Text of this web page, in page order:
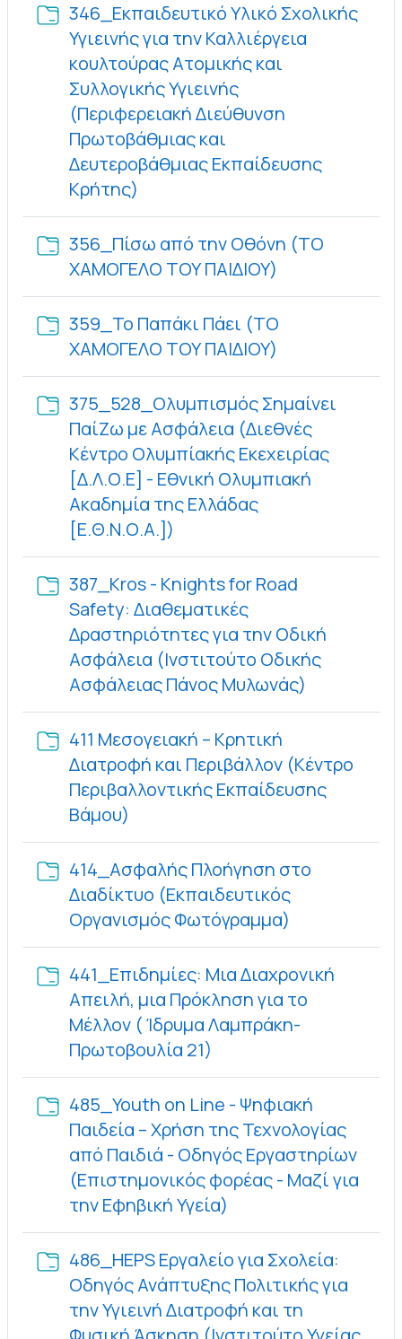
346_Εκπαιδευτικό Υλικό Σχολικής
Υγιεινής για την Καλλιέργεια
κουλτούρας Ατομικής και
Συλλογικής Υγιεινής
(Περιφερειακή Διεύθυνση
Πρωτοβάθμιας και
Δευτεροβάθμιας Εκπαίδευσης
Κρήτης)
356_Πίσω από την Οθόνη (ΤΟ
ΧΑΜΟΓΕΛΟ ΤΟΥ ΠΑΙΔΙΟΥ)
359_Το Παπάκι Πάει (ΤΟ
ΧΑΜΟΓΕΛΟ ΤΟΥ ΠΑΙΔΙΟΥ)
375_528_Ολυμπισμός Σημαίνει
ΠαίΖω με Ασφάλεια (Διεθνές
Κέντρο Ολυμπίακής Εκεχειρίας
[Δ.Λ.Ο.Ε] - Εθνική Ολυμπιακή
Ακαδημία της Ελλάδας
[Ε.Θ.Ν.Ο.Α.])
387_Kros - Knights for Road
Safety: Διαθεματικές
Δραστηριότητες για την Οδική
Ασφάλεια (Ινστιτούτο Οδικής
Ασφάλειας Πάνος Μυλωνάς)
411 Μεσογειακή – Κρητική
Διατροφή και Περιβάλλον (Κέντρο
Περιβαλλοντικής Εκπαίδευσης
Βάμου)
414_Ασφαλής Πλοήγηση στο
Διαδίκτυο (Εκπαιδευτικός
Οργανισμός Φωτόγραμμα)
441_Επιδημίες: Μια Διαχρονική
Απειλή, μια Πρόκληση για το
Μέλλον ( Ίδρυμα Λαμπράκη-
Πρωτοβουλία 21)
485_Youth on Line - Ψηφιακή
Παιδεία – Χρήση της Τεχνολογίας
από Παιδιά - Οδηγός Εργαστηρίων
(Επιστημονικός φορέας - Μαζί για
την Εφηβική Υγεία)
486_HEPS Εργαλείο για Σχολεία:
Οδηγός Ανάπτυξης Πολιτικής για
την Υγιεινή Διατροφή και τη